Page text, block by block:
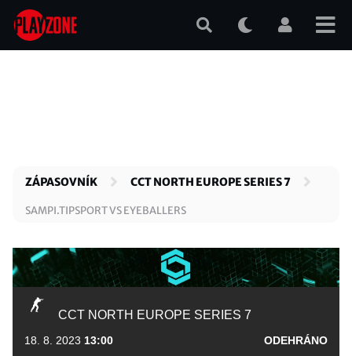
Přejít
hlavnímu
ZÁPASOVNÍK CCT NORTH EUROPE SERIES 7
SAMPI.TIPSPORT VS EYEBALLERS
CCT NORTH EUROPE SERIES 7
18. 8. 2023 13:00 ODEHRÁNO